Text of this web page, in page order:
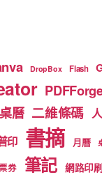
DropBox Flash
曆 二維條碼
印 書摘 月曆
券 筆記 網路印刷